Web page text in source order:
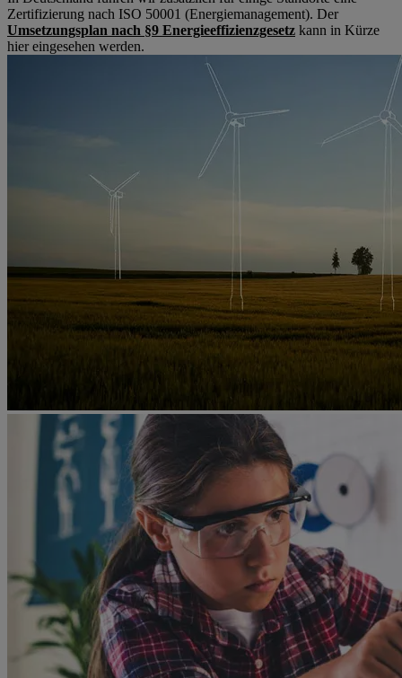
Zertifizierung nach ISO 50001 (Energiemanagement). Der
Umsetzungsplan nach §9 Energieeffizienzgesetz kann in Kürze
hier eingesehen werden.